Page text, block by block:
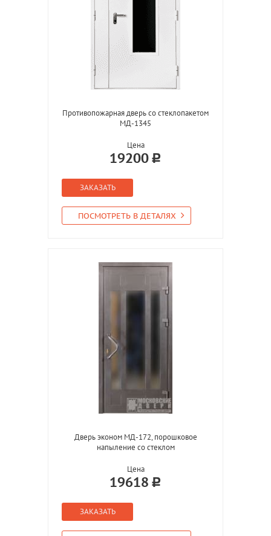
Противопожарная дверь со стеклопакетом
МД-1345
Цена
19200
ЗАКАЗАТЬ
ПОСМОТРЕТЬ В ДЕТАЛЯХ
Дверь эконом МД-172, порошковое
напыление со стеклом
Цена
19618
ЗАКАЗАТЬ